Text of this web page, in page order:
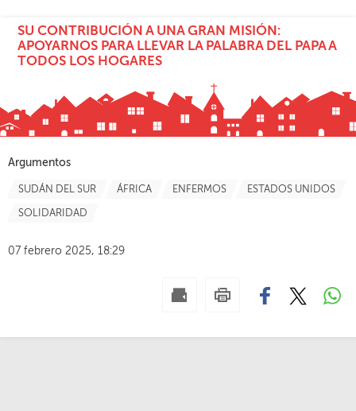
SU CONTRIBUCIÓN A UNA GRAN MISIÓN:
APOYARNOS PARA LLEVAR LA PALABRA DEL PAPA A
TODOS LOS HOGARES
Argumentos
SUDÁN DEL SUR ÁFRICA ENFERMOS ESTADOS UNIDOS
SOLIDARIDAD
07 febrero 2025, 18:29